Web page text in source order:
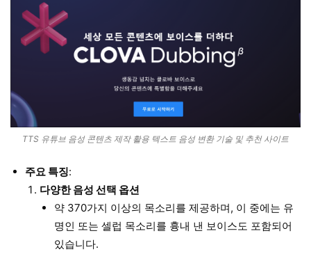
TTS 유튜브 음성 콘텐츠 제작 활용 텍스트 음성 변환 기술 및 추천 사이트
주요 특징:
다양한 음성 선택 옵션
약 370가지 이상의 목소리를 제공하며, 이 중에는 유
명인 또는 셀럽 목소리를 흉내 낸 보이스도 포함되어
있습니다.